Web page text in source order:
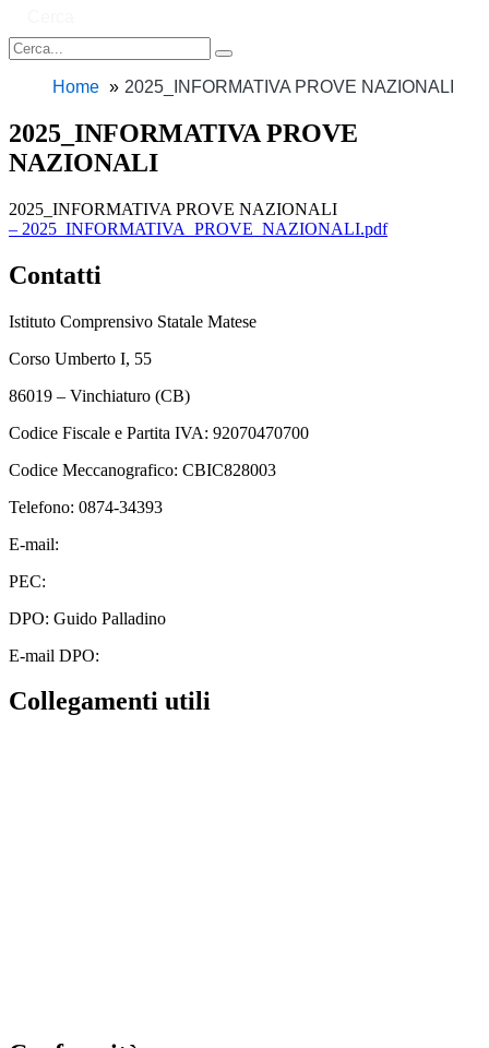
Home 2025_INFORMATIVA PROVE NAZIONALI
2025_INFORMATIVA PROVE
NAZIONALI
2025_INFORMATIVA PROVE NAZIONALI
– 2025_INFORMATIVA_PROVE_NAZIONALI.pdf
Contatti
Istituto Comprensivo Statale Matese
Corso Umberto I, 55
86019 – Vinchiaturo (CB)
Codice Fiscale e Partita IVA: 92070470700
Codice Meccanografico: CBIC828003
Telefono: 0874-34393
E-mail:
PEC:
DPO: Guido Palladino
E-mail DPO:
Collegamenti utili